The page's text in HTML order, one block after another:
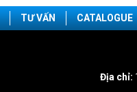
TƯ VẤN CATALOGUE
Địa chỉ: